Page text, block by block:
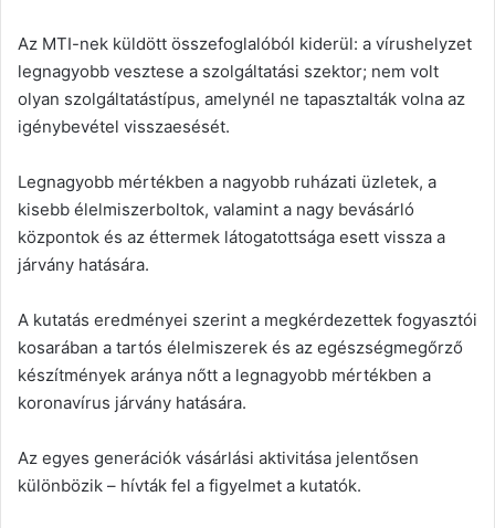
Az MTI-nek küldött összefoglalóból kiderül: a vírushelyzet
legnagyobb vesztese a szolgáltatási szektor; nem volt
olyan szolgáltatástípus, amelynél ne tapasztalták volna az
igénybevétel visszaesését.
Legnagyobb mértékben a nagyobb ruházati üzletek, a
kisebb élelmiszerboltok, valamint a nagy bevásárló
központok és az éttermek látogatottsága esett vissza a
járvány hatására.
A kutatás eredményei szerint a megkérdezettek fogyasztói
kosarában a tartós élelmiszerek és az egészségmegőrző
készítmények aránya nőtt a legnagyobb mértékben a
koronavírus járvány hatására.
Az egyes generációk vásárlási aktivitása jelentősen
különbözik – hívták fel a figyelmet a kutatók.